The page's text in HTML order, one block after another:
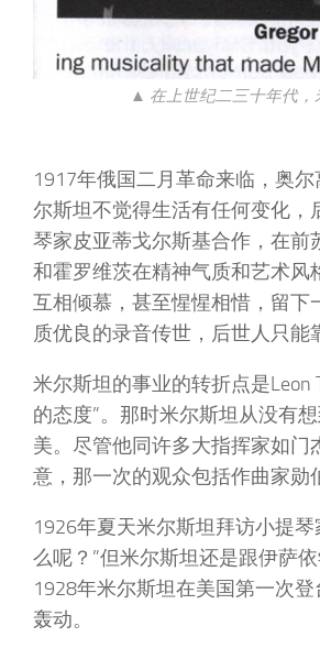
▲ 在上世纪二三十年代，
1917年俄国二月革命来临，奥
尔斯坦不觉得生活有任何变化
琴家皮亚蒂戈尔斯基合作，在
和霍罗维茨在精神气质和艺术风
互相倾慕，甚至惺惺相惜，留
质优良的录音传世，后世人只能
米尔斯坦的事业的转折点是
的态度”。那时米尔斯坦从没有
美。尽管他同许多大指挥家如
意，那一次的观众包括作曲家勋
1926年夏天米尔斯坦拜访小提
么呢？”但米尔斯坦还是跟伊萨
1928年米尔斯坦在美国第一次
轰动。